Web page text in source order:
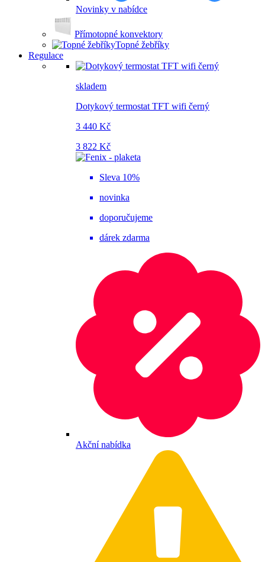
Novinky v nabídce
Přímotopné konvektory
Topné žebříky
Regulace
skladem
Dotykový termostat TFT wifi černý
3 440 Kč
3 822 Kč
Sleva 10%
novinka
doporučujeme
dárek zdarma
Akční nabídka